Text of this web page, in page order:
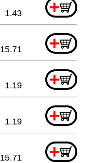
+
1.43
+
15.71
+
1.19
+
1.19
+
15.71